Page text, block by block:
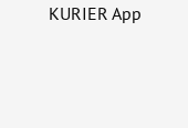
KURIER App